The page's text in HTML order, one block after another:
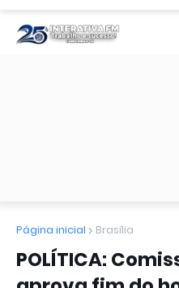
Página inicial Brasília
POLÍTICA: